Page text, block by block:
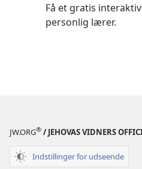
Få et gratis
personlig lærer.
JW.ORG® / JEHOVAS VIDNERS
Indstillinger for udseende